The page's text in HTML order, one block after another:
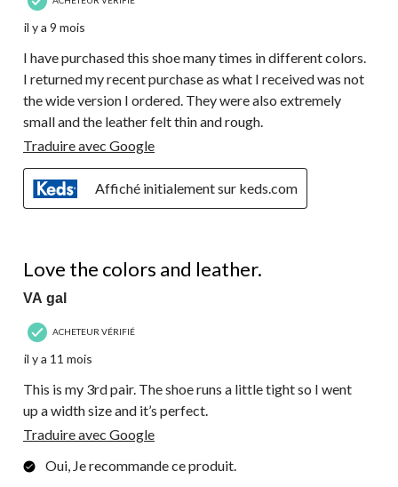
il y a 9 mois
I have purchased this shoe many times in different colors.
I returned my recent purchase as what I received was not
the wide version I ordered. They were also extremely
small and the leather felt thin and rough.
Traduire avec Google
Affiché initialement sur keds.com
Love the colors and leather.
VA gal
ACHETEUR VÉRIFIÉ
il y a 11 mois
This is my 3rd pair. The shoe runs a little tight so I went
up a width size and it’s perfect.
Traduire avec Google
Oui, Je recommande ce produit.